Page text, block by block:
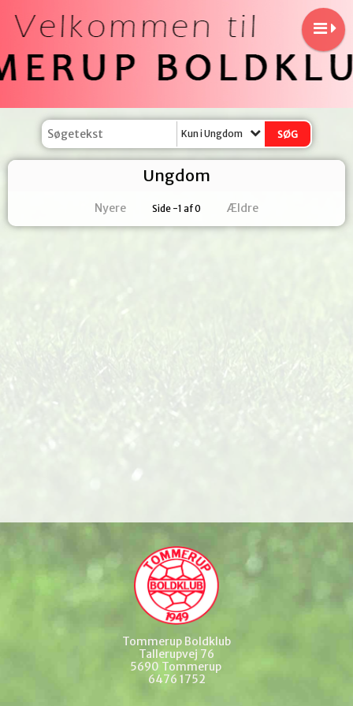
Kun i Ungdom
Ungdom
Nyere Side -1 af 0 Ældre
Tommerup Boldklub
Tallerupvej 76
5690 Tommerup
6476 1752